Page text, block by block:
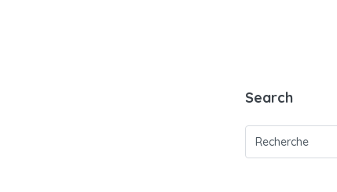
Search